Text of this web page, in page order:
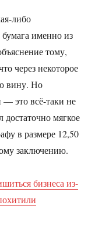
либо
именно из
тому,
через некоторое
вину. Но
— это всё-таки не
достаточно мягкое
в размере 12,50
заключению.
бизнеса из-